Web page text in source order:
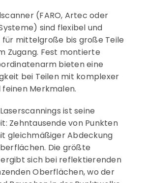
(FARO, Artec oder
sind flexibel und
für mittelgroße bis große Teile
Zugang. Fest montierte
bieten eine
bei Teilen mit komplexer
Merkmalen.
ist seine
Zehntausende von Punkten
gleichmäßiger Abdeckung
Die größte
sich bei reflektierenden
Oberflächen, wo der